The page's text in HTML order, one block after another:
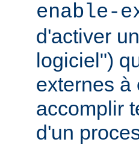
enable-
d'activer
logiciel")
externes à
accomplir
d'un